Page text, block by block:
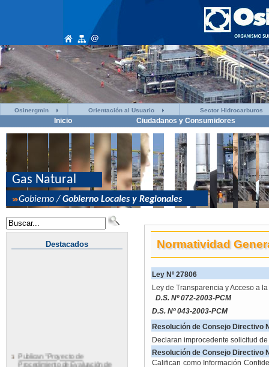
Osinergmin Orientación al Usuario Sector Hidrocarburos
Inicio Ciudadanos y Consumidores